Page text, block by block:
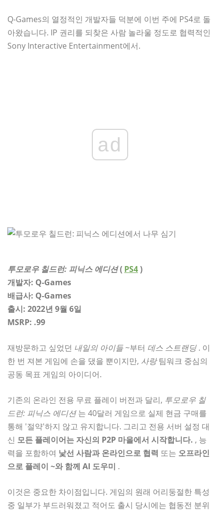
Q-Games의 열정적인 개발자들 덕분에 이번 주에 PS4로 돌
아왔습니다. IP 권리를 되찾은 사람 놀라울 정도로 협력적인
Sony Interactive Entertainment에서.
ad
투모로우 칠드런: 피닉스 에디션( PS4)
개발자: Q-Games
배급사: Q-Games
출시: 2022년 9월 6일
MSRP: .99
재방문하고 싶었던 내일의 아이들 ~부터 데스 스트랜딩. 이
한 번 져본 게임에 손을 댔을 뿐이지만, 사랑팀워크 중심의
공동 목표 게임의 아이디어.
기존의 온라인 전용 무료 플레이 버전과 달리, 투모로우 칠
드런: 피닉스 에디션는 40달러 게임으로 실제 현금 구매를
통해 '절약'하지 않고 유지합니다. 그리고 전용 서버 설정 대
신 모든 플레이어는 자신의 P2P 마을에서 시작합니다. , 능
력을 포함하여 낯선 사람과 온라인으로 협력 또는 오프라인
으로 플레이 ~와 함께 AI 도우미 .
이것은 중요한 차이점입니다. 게임의 원래 어리둥절한 특성
중 일부가 부드러워졌고 적어도 출시 당시에는 협동전 분위